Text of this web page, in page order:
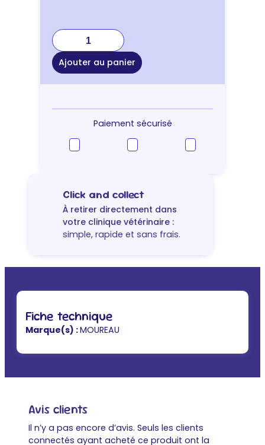
quantité
de
Sofcanis
Omega
3
Ajouter au panier
Paiement sécurisé
Click and collect
À retirer directement dans
votre clinique vétérinaire :
simple, rapide et sans frais.
Fiche technique
Marque(s) :MOUREAU
Avis clients
Il n’y a pas encore d’avis. Seuls les clients
connectés ayant acheté ce produit ont la